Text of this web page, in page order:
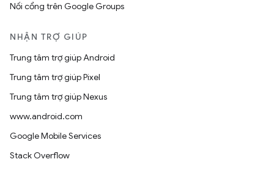
Nối cổng trên Google Groups
NHẬN TRỢ GIÚP
Trung tâm trợ giúp Android
Trung tâm trợ giúp Pixel
Trung tâm trợ giúp Nexus
www.android.com
Google Mobile Services
Stack Overflow